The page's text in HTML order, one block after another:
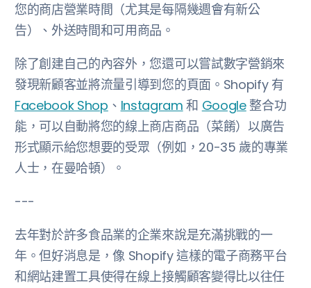
您的商店營業時間（尤其是每隔幾週會有新公
告）、外送時間和可用商品。
除了創建自己的內容外，您還可以嘗試數字營銷來
發現新顧客並將流量引導到您的頁面。Shopify 有
Facebook Shop 、 Instagram 和 Google整合功
能，可以自動將您的線上商店商品（菜餚）以廣告
形式顯示給您想要的受眾（例如，20-35 歲的專業
人士，在曼哈頓）。
---
去年對於許多食品業的企業來說是充滿挑戰的一
年。但好消息是，像 Shopify 這樣的電子商務平台
和網站建置工具使得在線上接觸顧客變得比以往任